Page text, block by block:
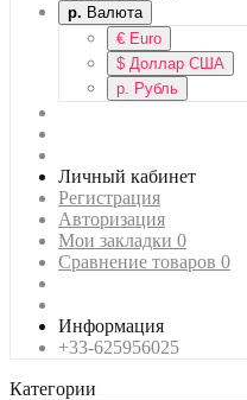
р. Валюта
€ Euro
$ Доллар США
р. Рубль
Личный кабинет
Регистрация
Авторизация
Мои закладки 0
Сравнение товаров 0
Информация
+33-625956025
Категории